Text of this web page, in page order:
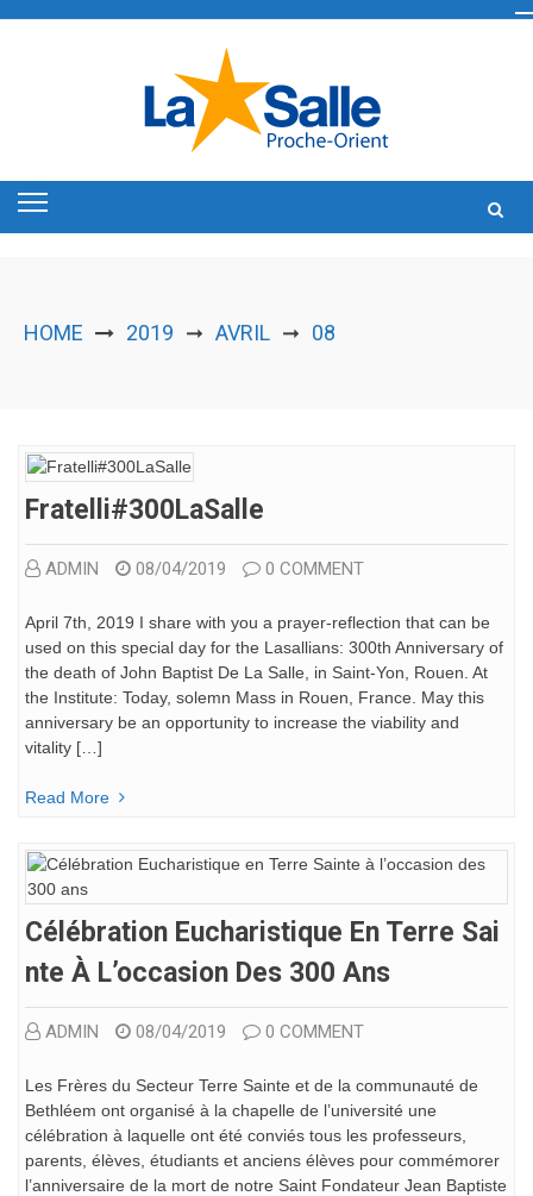
HOME 2019 ➞ AVRIL ➞ 08
Fratelli#300LaSalle
ADMIN 08/04/2019 0 COMMENT
April 7th, 2019 I share with you a prayer-reflection that can be
used on this special day for the Lasallians: 300th Anniversary of
the death of John Baptist De La Salle, in Saint-Yon, Rouen. At
the Institute: Today, solemn Mass in Rouen, France. May this
anniversary be an opportunity to increase the viability and
vitality […]
Read More
Célébration Eucharistique En Terre Sai
Nte À L’occasion Des 300 Ans
ADMIN 08/04/2019 0 COMMENT
Les Frères du Secteur Terre Sainte et de la communauté de
Bethléem ont organisé à la chapelle de l’université une
célébration à laquelle ont été conviés tous les professeurs,
parents, élèves, étudiants et anciens élèves pour commémorer
l’anniversaire de la mort de notre Saint Fondateur Jean Baptiste